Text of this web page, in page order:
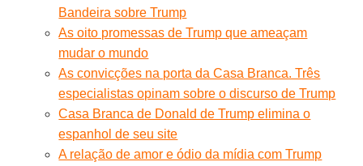
Bandeira sobre Trump
As oito promessas de Trump que ameaçam
mudar o mundo
As convicções na porta da Casa Branca. Três
especialistas opinam sobre o discurso de Trump
Casa Branca de Donald de Trump elimina o
espanhol de seu site
A relação de amor e ódio da mídia com Trump